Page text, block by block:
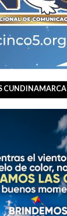
CUNDINAMARCA